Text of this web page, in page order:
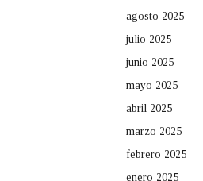
agosto 2025
julio 2025
junio 2025
mayo 2025
abril 2025
marzo 2025
febrero 2025
enero 2025